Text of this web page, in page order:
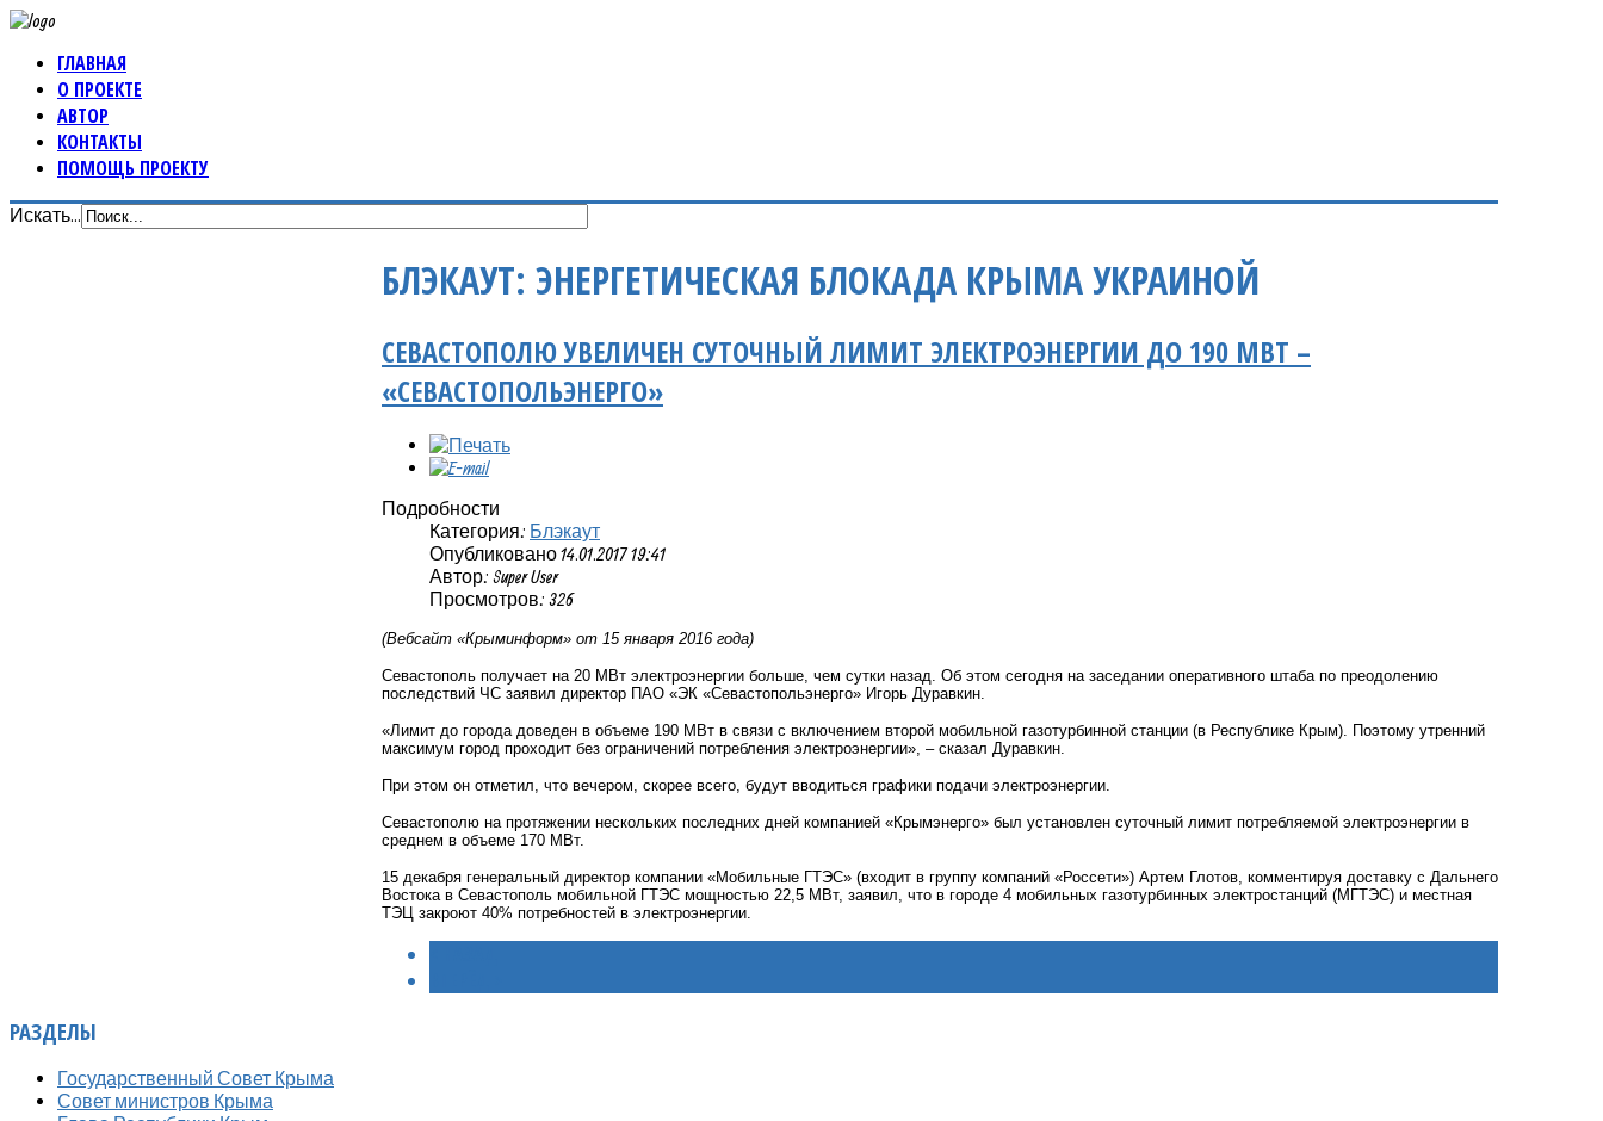
ГЛАВНАЯ
О ПРОЕКТЕ
АВТОР
КОНТАКТЫ
ПОМОЩЬ ПРОЕКТУ
Искать...
БЛЭКАУТ: ЭНЕРГЕТИЧЕСКАЯ БЛОКАДА КРЫМА УКРАИНОЙ
СЕВАСТОПОЛЮ УВЕЛИЧЕН СУТОЧНЫЙ ЛИМИТ ЭЛЕКТРОЭНЕРГИИ ДО 190 МВТ –
«СЕВАСТОПОЛЬЭНЕРГО»
Подробности
Категория: Блэкаут
Опубликовано 14.01.2017 19:41
Автор: Super User
Просмотров: 326
(Вебсайт «Крыминформ» от 15 января 2016 года)
Севастополь получает на 20 МВт электроэнергии больше, чем сутки назад. Об этом сегодня на заседании оперативного штаба по преодолению
последствий ЧС заявил директор ПАО «ЭК «Севастопольэнерго» Игорь Дуравкин.
«Лимит до города доведен в объеме 190 МВт в связи с включением второй мобильной газотурбинной станции (в Республике Крым). Поэтому утренний
максимум город проходит без ограничений потребления электроэнергии», – сказал Дуравкин.
При этом он отметил, что вечером, скорее всего, будут вводиться графики подачи электроэнергии.
Севастополю на протяжении нескольких последних дней компанией «Крымэнерго» был установлен суточный лимит потребляемой электроэнергии в
среднем в объеме 170 МВт.
15 декабря генеральный директор компании «Мобильные ГТЭС» (входит в группу компаний «Россети») Артем Глотов, комментируя доставку с Дальнего
Востока в Севастополь мобильной ГТЭС мощностью 22,5 МВт, заявил, что в городе 4 мобильных газотурбинных электростанций (МГТЭС) и местная
ТЭЦ закроют 40% потребностей в электроэнергии.
РАЗДЕЛЫ
Государственный Совет Крыма
Совет министров Крыма